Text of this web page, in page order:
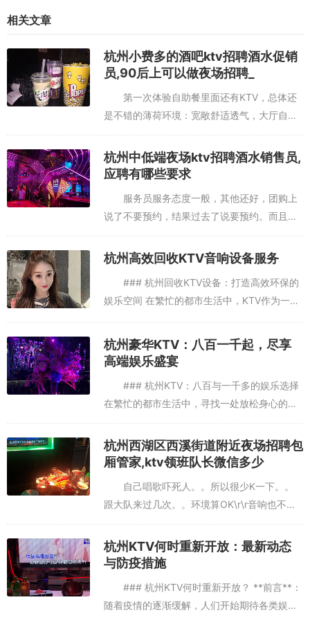
你记录每一个精彩瞬间。此外，其美味的餐点和饮品也是一大特色。
容错过。 ### 总结 杭州的KTV音乐酒吧种类繁多、各具特色，无论
你的喜好如何、预算多少，总能在这里找到适合自己的娱乐场所。从
奢华
相关文章
杭州小费多的酒吧ktv招聘酒水促销
员,90后上可以做夜场招聘_
第一次体验自助餐里面还有KTV，总体还
是不错的薄荷环境：宽敞舒适透气，大厅自助
东西选择性很多，招待也很好服务铃服务：服
务小哥哥也很好，语气很好，后来想要多木瓜
牛奶，可惜没有了，就说下次...
杭州中低端夜场ktv招聘酒水销售员,
应聘有哪些要求
服务员服务态度一般，其他还好，团购上
说了不要预约，结果过去了说要预约。而且我
们还是周三过去，都没什么人，还要预约。工
作日中午去的，正好大众点评网当天有半价唱
杭州高效回收KTV音响设备服务
### 杭州回收KTV设备：打造高效环保的
娱乐空间 在繁忙的都市生活中，KTV作为一种
代的变迁，许多KTV场所面临着设备更新或转
型的需求。这时...
杭州豪华KTV：八百一千起，尽享
高端娱乐盛宴
### 杭州KTV：八百与一千多的娱乐选择
在繁忙的都市生活中，寻找一处放松身心的场
所显得尤为重要。杭州，这座历史悠久而又充
满现代气息的城市，以其丰富的娱乐资源吸引
了无数游客和居民。...
杭州西湖区西溪街道附近夜场招聘包
厢管家,ktv领班队长微信多少
自己唱歌吓死人。。所以很少K一下。。
跟大队来过几次。。环境算OK\r\r音响也不
错。。就是房间偏小了。、、适合家庭和朋友
一起的地方房间小了点，音效不错，酒贵,服务
态度太差了！真心无语！...
杭州KTV何时重新开放：最新动态
与防疫措施
### 杭州KTV何时重新开放？ **前言**：
随着疫情的逐渐缓解，人们开始期待各类娱乐